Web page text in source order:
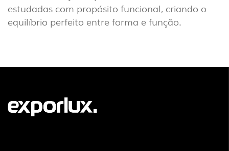
estudadas com propósito funcional, criando o
equilíbrio perfeito entre forma e função.